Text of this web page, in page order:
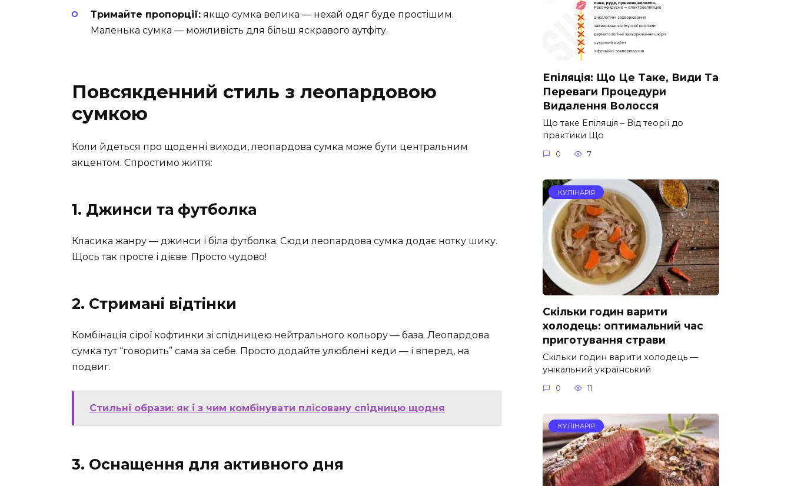
Тримайте пропорції: якщо сумка велика — нехай одяг буде простішим.
Маленька сумка — можливість для більш яскравого аутфіту.
Повсякденний стиль з леопардовою
сумкою
Коли йдеться про щоденні виходи, леопардова сумка може бути центральним
акцентом. Спростимо життя:
1. Джинси та футболка
Класика жанру — джинси і біла футболка. Сюди леопардова сумка додає нотку шику.
Щось так просте і дієве. Просто чудово!
2. Стримані відтінки
Комбінація сірої кофтинки зі спідницею нейтрального кольору — база. Леопардова
сумка тут “говорить” сама за себе. Просто додайте улюблені кеди — і вперед, на
подвиг.
Стильні образи: як і з чим комбінувати плісовану спідницю щодня
3. Оснащення для активного дня
Епіляція: Що Це Таке, Види Та
Переваги Процедури
Видалення Волосся
Що таке Епіляція – Від теорії до
практики Що
0 7
КУЛІНАРІЯ
Скільки годин варити
холодець: оптимальний час
приготування страви
Скільки годин варити холодець —
унікальний український
0 11
КУЛІНАРІЯ